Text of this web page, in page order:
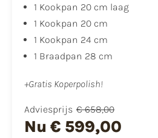
1 Kookpan 20 cm laag
1 Kookpan 20 cm
1 Kookpan 24 cm
1 Braadpan 28 cm
+Gratis Koperpolish!
Adviesprijs € 658,00
Nu € 599,00